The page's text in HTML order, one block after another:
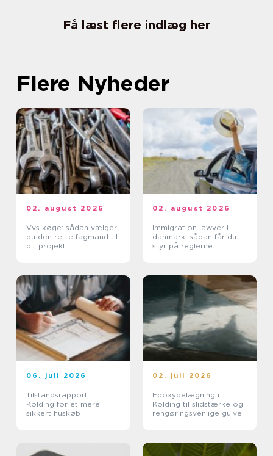
Få læst flere indlæg her
Flere Nyheder
02. august 2026
Vvs køge: sådan vælger
du den rette fagmand til
dit projekt
02. august 2026
Immigration lawyer i
danmark: sådan får du
styr på reglerne
06. juli 2026
Tilstandsrapport i
Kolding for et mere
sikkert huskøb
02. juli 2026
Epoxybelægning i
Kolding til slidstærke og
rengøringsvenlige gulve